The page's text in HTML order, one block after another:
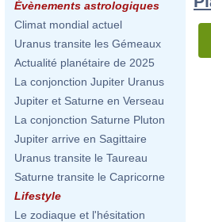
Évènements astrologiques
Climat mondial actuel
Uranus transite les Gémeaux
Actualité planétaire de 2025
La conjonction Jupiter Uranus
Jupiter et Saturne en Verseau
La conjonction Saturne Pluton
Jupiter arrive en Sagittaire
Uranus transite le Taureau
Saturne transite le Capricorne
Lifestyle
Le zodiaque et l'hésitation